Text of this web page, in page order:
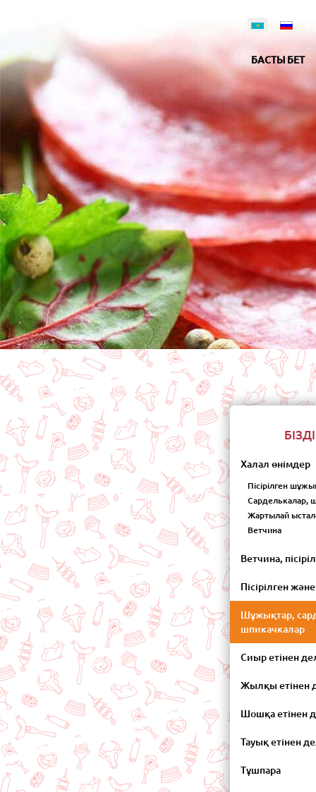
БАСТЫ БЕТ
Халал өнімдер
Пісірілген
Сарделькалар,
Жартылай
Ветчина
Ветчина,
Пісірілген
Шұжықтар,
шпикачкалар
Сиыр етінен
Жылқы етінен
Шошқа етінен
Тауық етінен
Тұшпара